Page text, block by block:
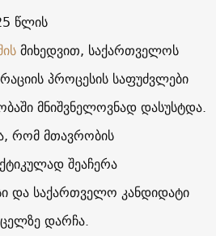
წლის
მიხედვით, საქართველოს
პროცესის საფუძვლები
მნიშვნელოვნად დასუსტდა.
რომ მთავრობის
შეაჩერა
და საქართველო კანდიდატი
დარჩა.